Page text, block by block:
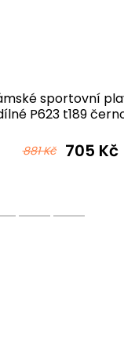
sportovní
P623 t189
881 Kč 705 Kč